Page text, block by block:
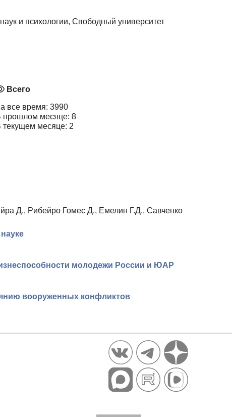
и психологии, Свободный университет
Всего
все время: 3990
прошлом месяце: 8
текущем месяце: 2
Д., Рибейро Гомес Д., Емелин Г.Д., Савченко
молодежи России и ЮАР
вооруженных конфликтов